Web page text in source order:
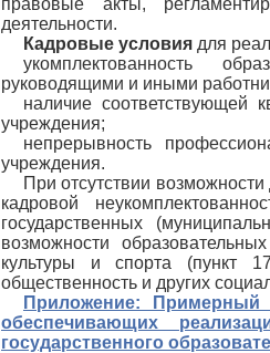
правовые акты,
деятельности.
Кадровые условия для
укомплектованность
руководящими и иными
наличие соответствующей
учреждения;
непрерывность
учреждения.
При отсутствии
кадровой
государственных
возможности
культуры и спорта (пункт
общественность и других
Приложение: Примерный
обеспечивающих
государственного